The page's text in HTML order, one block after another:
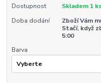
Dostupnost
Skladem 1 ks
Doba dodání
Zboží Vám
Stačí, když
5:00
Barva